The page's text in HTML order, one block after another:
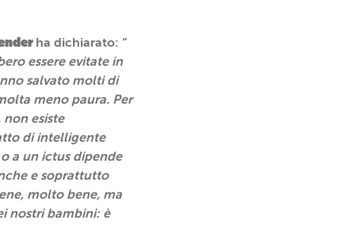
ha dichiarato: “
essere evitate in
salvato molti di
meno paura. Per
esiste
di intelligente
a un ictus dipende
e soprattutto
molto bene, ma
nostri bambini: è